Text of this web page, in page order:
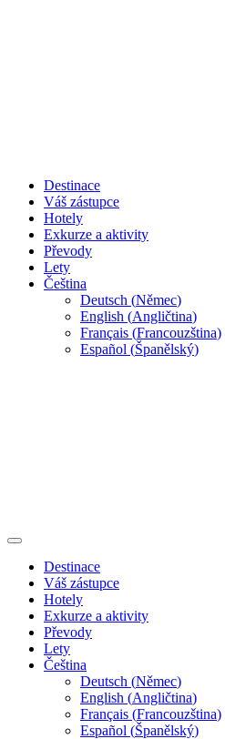
Destinace
Váš zástupce
Hotely
Exkurze a aktivity
Převody
Lety
Čeština
Deutsch (Němec)
English (Angličtina)
Français (Francouzština)
Español (Španělský)
Destinace
Váš zástupce
Hotely
Exkurze a aktivity
Převody
Lety
Čeština
Deutsch (Němec)
English (Angličtina)
Français (Francouzština)
Español (Španělský)